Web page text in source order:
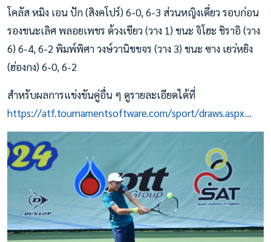
โคลัส หมิง เอน ปัก (สิงคโปร์) 6-0, 6-3 ส่วนหญิงเดี่ยว รอบก่อน
รองชนะเลิศ พลอยเพชร ด้วงเขียว (วาง 1) ชนะ จิโฮะ ชิราอิ (วาง
6) 6-4, 6-2 พิมพ์พิศา วงษ์วานิชขจร (วาง 3) ชนะ ซาง เยว่หยิง
(ฮ่องกง) 6-0, 6-2
สำหรับผลการแข่งขันคู่อื่น ๆ ดูรายละเอียดได้ที่
https://atf.tournamentsoftware.com/sport/draws.aspx...